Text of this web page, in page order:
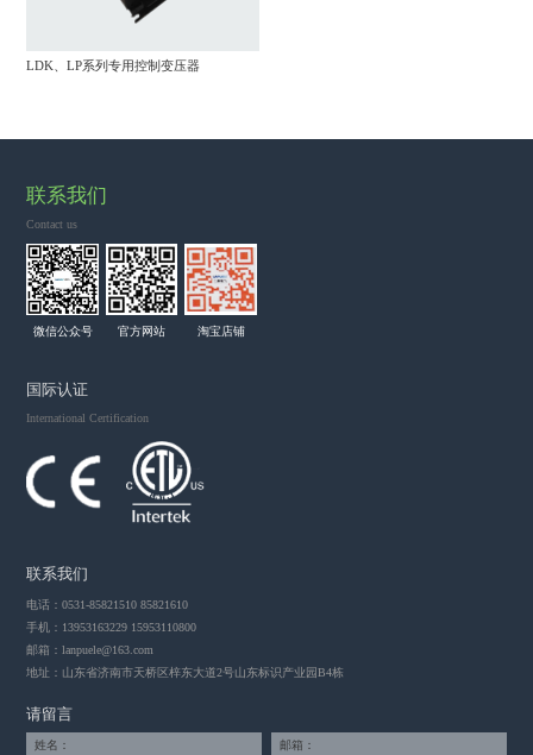
LDK、LP系列专用控制变压器
联系我们
Contact us
微信公众号 官方网站 淘宝店铺
国际认证
International Certification
联系我们
电话：0531-85821510 85821610
手机：13953163229 15953110800
邮箱：lanpuele@163.com
地址：山东省济南市天桥区梓东大道2号山东标识产业园B4栋
请留言
姓名： 邮箱：